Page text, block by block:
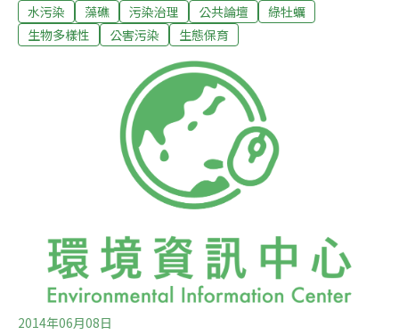
（請見連結），我們首先表示感佩之意。面對蘋果這項有
力的事證，環保局昨天（21日）做了「縮時膠囊檢測有失
企圖反駁、迴避蘋果揭發的事實。但是說了半天，面對蘋
果揭發的事實，他們並沒有進一步提出具體解決方案。
水污染 藻礁 污染治理 公共論壇
綠牡蠣
生物多樣性
公害污染 生態保育
2014年06月08日